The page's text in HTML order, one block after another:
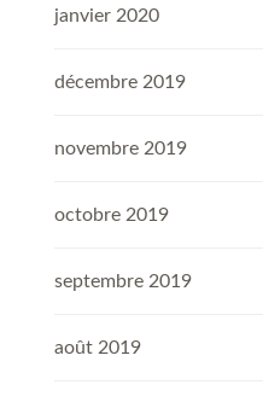
janvier 2020
décembre 2019
novembre 2019
octobre 2019
septembre 2019
août 2019